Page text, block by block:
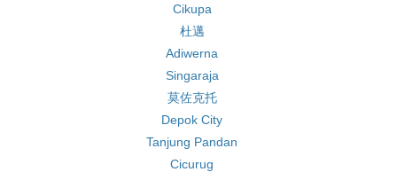
Cikupa
杜邁
Adiwerna
Singaraja
莫佐克托
Depok City
Tanjung Pandan
Cicurug